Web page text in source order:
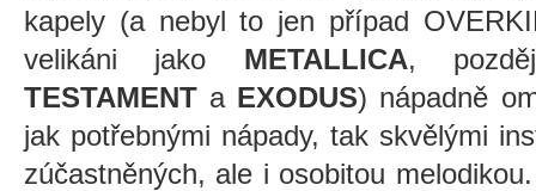
kapely (a nebyl to jen případ
velikáni jako METALLICA,
TESTAMENT a EXODUS) nápadně
jak potřebnými nápady, tak skvělými
zúčastněných, ale i osobitou